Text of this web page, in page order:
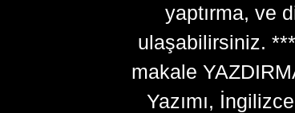
yaptırma, ve
ulaşabilirsiniz.
makale
Yazımı,